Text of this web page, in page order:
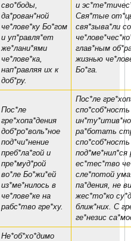
сво*боды,
да*рован*ной
че*лове*ку Бо*гом
и уп*равля*ет
же*лани*ями
че*лове*ка,
нап*равляя их к
доб*ру.
и
Свя*тые
свя*зыва*ли
глав*ным
жизнью
Бо*га.
Пос*ле
гре*хопа*дения
доб*ро*воль*ное
под*чи*нение
преб*ла*гой и
пре*муд*рой
во*ле Бо*жи*ей
из*ме*нилось в
че*лове*ке на
рабс*тво гре*ху.
Пос*ле
ра*ботать
ес*тес*тво
сле*потой
па*дения, не
жес*то*ко
ближ*них. С
ге*незис
Не*об*хо*димо